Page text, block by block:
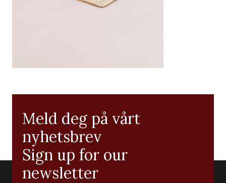
Meld deg på vårt
nyhetsbrev
Sign up for our
newsletter